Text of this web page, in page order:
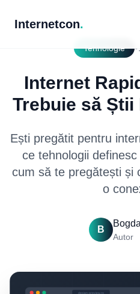
Internetcon.
Tehnologie •
Internet
Trebuie să Știi
Ești pregătit pentru
ce tehnologii
cum să te pregătești și
o
B
Autor